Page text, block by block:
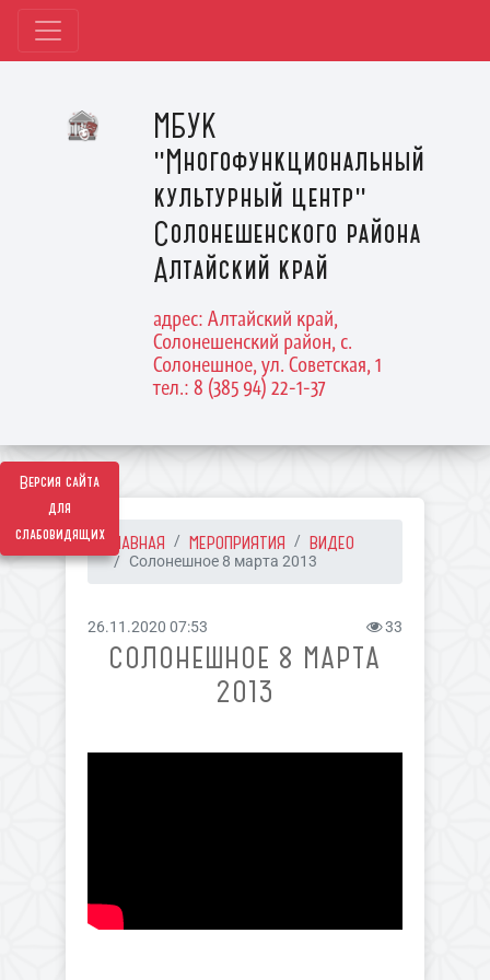
Версия сайта
для
слабовидящих
МБУК
"Многофункциональный
культурный центр"
Солонешенского района
Алтайский край
адрес: Алтайский край,
Солонешенский район, с.
Солонешное, ул. Советская, 1
тел.: 8 (385 94) 22-1-37
ГЛАВНАЯ МЕРОПРИЯТИЯ ВИДЕО
Солонешное 8 марта 2013
26.11.2020 07:53 33
СОЛОНЕШНОЕ 8 МАРТА
2013